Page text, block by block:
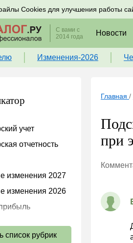
Cookies для улучшения работы
на новости по налогам, учету и
С вами с
2014 года
Новости
Изменения-2026
учет
отчетность
изменения 2027
изменения 2026
взносы 2026
список рубрик
Главная /
при